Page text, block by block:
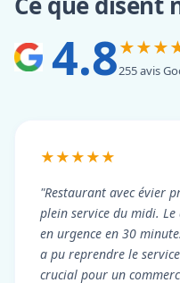
4.8255 avis
★★★★★
"Restaurant avec évier
plein service du midi.
en urgence en 30
a pu reprendre le
crucial pour un